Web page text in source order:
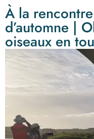
À la
d’automne |
oiseaux en